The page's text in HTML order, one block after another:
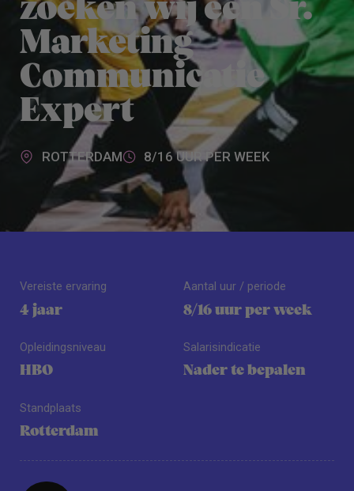
zoeken wij een Sr.
Marketing
Communicatie
Expert
ROTTERDAM 8/16 UUR PER WEEK
Vereiste ervaring
4 jaar
Opleidingsniveau
HBO
Standplaats
Rotterdam
Aantal uur / periode
8/16 uur per week
Salarisindicatie
Nader te bepalen